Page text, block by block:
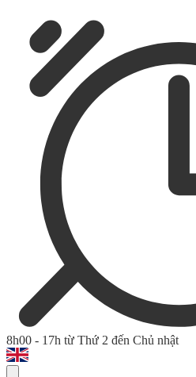
8h00 - 17h từ Thứ 2 đến Chủ nhật